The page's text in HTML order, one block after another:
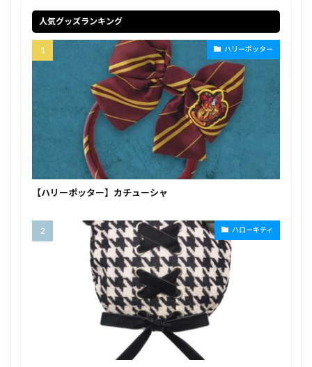
人気グッズランキング
ハリーポッター
【ハリーポッター】カチューシャ
ハローキティ